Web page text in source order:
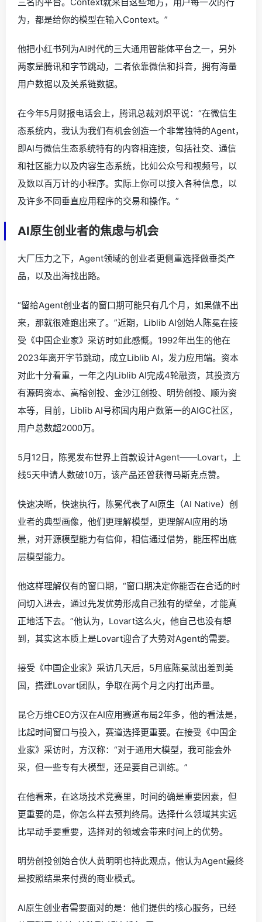
三名的平台。Context就来自这些地方，用户每一次的行
为，都是给你的模型在输入Context。”
他把小红书列为AI时代的三大通用智能体平台之一，另外
两家是腾讯和字节跳动，二者依靠微信和抖音，拥有海量
用户数据以及关系链数据。
在今年5月财报电话会上，腾讯总裁刘炽平说：“在微信生
态系统内，我认为我们有机会创造一个非常独特的Agent，
即AI与微信生态系统特有的内容相连接，包括社交、通信
和社区能力以及内容生态系统，比如公众号和视频号，以
及数以百万计的小程序。实际上你可以接入各种信息，以
及许多不同垂直应用程序的交易和操作。”
AI原生创业者的焦虑与机会
大厂压力之下，Agent领域的创业者更侧重选择做垂类产
品，以及出海找出路。
“留给Agent创业者的窗口期可能只有几个月，如果做不出
来，那就很难跑出来了。”近期，Liblib AI创始人陈冕在接
受《中国企业家》采访时如此感慨。1992年出生的他在
2023年离开字节跳动，成立Liblib AI，发力应用端。资本
对此十分看重，一年之内Liblib AI完成4轮融资，其投资方
有源码资本、高榕创投、金沙江创投、明势创投、顺为资
本等，目前，Liblib AI号称国内用户数第一的AIGC社区，
用户总数超2000万。
5月12日，陈冕发布世界上首款设计Agent——Lovart，上
线5天申请人数破10万，该产品还曾获得马斯克点赞。
快速决断，快速执行，陈冕代表了AI原生（AI Native）创
业者的典型画像，他们更理解模型，更理解AI应用的场
景，对开源模型能力有信仰，相信通过借势，能压榨出底
层模型能力。
他这样理解仅有的窗口期，“窗口期决定你能否在合适的时
间切入进去，通过先发优势形成自己独有的壁垒，才能真
正地活下去。”他认为，Lovart这么火，他自己也没有想
到，其实这本质上是Lovart迎合了大势对Agent的需要。
接受《中国企业家》采访几天后，5月底陈冕就出差到美
国，搭建Lovart团队，争取在两个月之内打出声量。
昆仑万维CEO方汉在AI应用赛道布局2年多，他的看法是，
比起时间窗口与投入，赛道选择更重要。在接受《中国企
业家》采访时，方汉称：“对于通用大模型，我可能会外
采，但一些专有大模型，还是要自己训练。”
在他看来，在这场技术竞赛里，时间的确是重要因素，但
更重要的是，你怎么样去预判终局。选择什么领域其实远
比早动手要重要，选择对的领域会带来时间上的优势。
明势创投创始合伙人黄明明也持此观点，他认为Agent最终
是按照结果来付费的商业模式。
AI原生创业者需要面对的是：他们提供的核心服务，已经